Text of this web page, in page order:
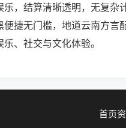
乐，结算清晰透明，无复
便捷无门槛，地道云南方言
、社交与文化体验。
首页